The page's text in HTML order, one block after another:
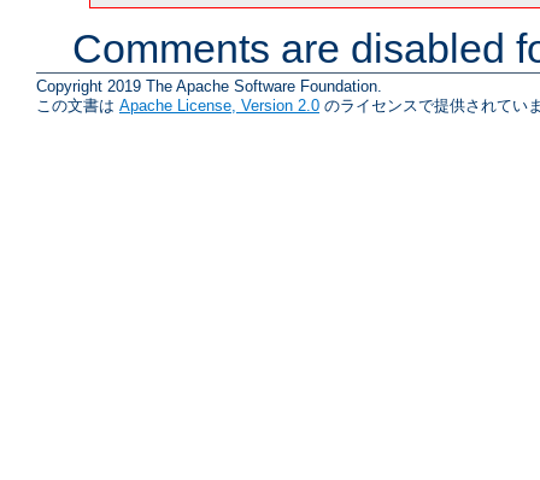
Comments are disabled
Copyright 2019 The Apache Software Foundation.
この文書は Apache License, Version 2.0 のライセンスで提供されてい